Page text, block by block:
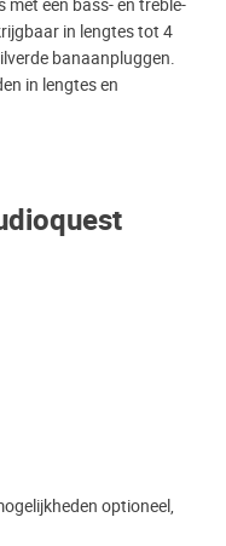
optioneel,
in lengtes tot 4
banaanpluggen.
in lengtes en